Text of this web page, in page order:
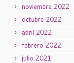
noviembre 2022
octubre 2022
abril 2022
febrero 2022
julio 2021